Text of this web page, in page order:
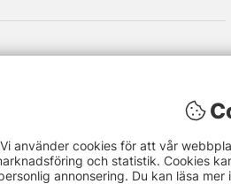
Vi använder cookies för att vår
och statistik. Cookies
annonsering. Du kan läsa mer